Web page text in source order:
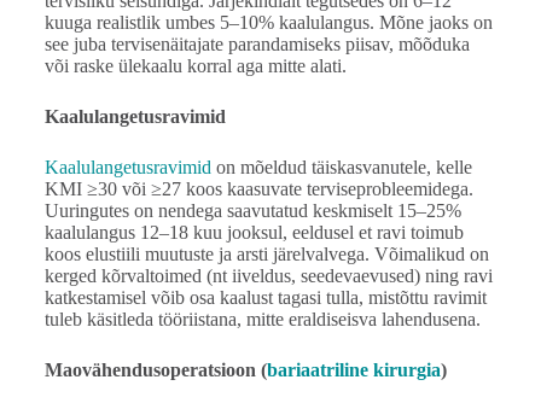
kuuga realistlik umbes 5–10% kaalulangus. Mõne jaoks on
see juba tervisenäitajate parandamiseks piisav, mõõduka
või raske ülekaalu korral aga mitte alati.
Kaalulangetusravimid
Kaalulangetusravimid on mõeldud täiskasvanutele, kelle
KMI ≥30 või ≥27 koos kaasuvate terviseprobleemidega.
Uuringutes on nendega saavutatud keskmiselt 15–25%
kaalulangus 12–18 kuu jooksul, eeldusel et ravi toimub
koos elustiili muutuste ja arsti järelvalvega. Võimalikud on
kerged kõrvaltoimed (nt iiveldus, seedevaevused) ning ravi
katkestamisel võib osa kaalust tagasi tulla, mistõttu ravimit
tuleb käsitleda tööriistana, mitte eraldiseisva lahendusena.
Maovähendusoperatsioon (bariaatriline kirurgia)